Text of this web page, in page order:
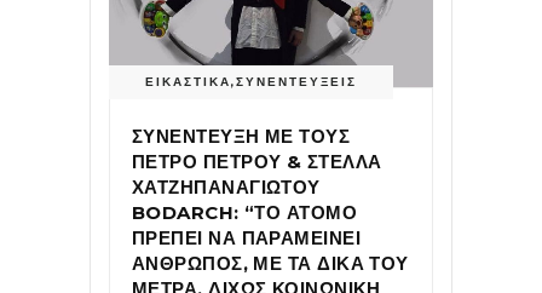
ΕΙΚΑΣΤΙΚΑ,ΣΥΝΕΝΤΕΥΞΕΙΣ
ΣΥΝΕΝΤΕΥΞΗ ΜΕ ΤΟΥΣ
ΠΕΤΡΟ ΠΕΤΡΟΥ & ΣΤΕΛΛΑ
ΧΑΤΖΗΠΑΝΑΓΙΩΤΟΥ
BODARCH: “ΤΟ ΑΤΟΜΟ
ΠΡΕΠΕΙ ΝΑ ΠΑΡΑΜΕΙΝΕΙ
ΑΝΘΡΩΠΟΣ, ΜΕ ΤΑ ΔΙΚΑ ΤΟΥ